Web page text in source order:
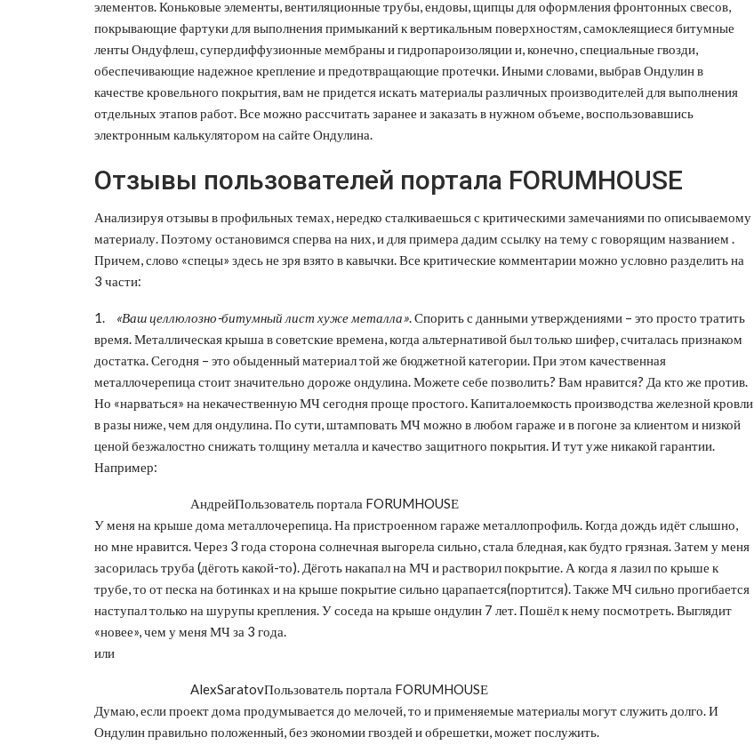
элементов. Коньковые элементы, вентиляционные трубы, ендовы, щипцы для оформления фронтонных свесов,
покрывающие фартуки для выполнения примыканий к вертикальным поверхностям, самоклеящиеся битумные
ленты Ондуфлеш, супердиффузионные мембраны и гидропароизоляции и, конечно, специальные гвозди,
обеспечивающие надежное крепление и предотвращающие протечки. Иными словами, выбрав Ондулин в
качестве кровельного покрытия, вам не придется искать материалы различных производителей для выполнения
отдельных этапов работ. Все можно рассчитать заранее и заказать в нужном объеме, воспользовавшись
электронным калькулятором на сайте Ондулина.
Отзывы пользователей портала FORUMHOUSE
Анализируя отзывы в профильных темах, нередко сталкиваешься с критическими замечаниями по описываемому
материалу. Поэтому остановимся сперва на них, и для примера дадим ссылку на тему с говорящим названием .
Причем, слово «спецы» здесь не зря взято в кавычки. Все критические комментарии можно условно разделить на
3 части:
1. «Ваш целлюлозно-битумный лист хуже металла». Спорить с данными утверждениями – это просто тратить
время. Металлическая крыша в советские времена, когда альтернативой был только шифер, считалась признаком
достатка. Сегодня – это обыденный материал той же бюджетной категории. При этом качественная
металлочерепица стоит значительно дороже ондулина. Можете себе позволить? Вам нравится? Да кто же против.
Но «нарваться» на некачественную МЧ сегодня проще простого. Капиталоемкость производства железной кровли
в разы ниже, чем для ондулина. По сути, штамповать МЧ можно в любом гараже и в погоне за клиентом и низкой
ценой безжалостно снижать толщину металла и качество защитного покрытия. И тут уже никакой гарантии.
Например:
АндрейПользователь портала FORUMHOUSЕ
У меня на крыше дома металлочерепица. На пристроенном гараже металлопрофиль. Когда дождь идёт слышно,
но мне нравится. Через 3 года сторона солнечная выгорела сильно, стала бледная, как будто грязная. Затем у меня
засорилась труба (дёготь какой-то). Дёготь накапал на МЧ и растворил покрытие. А когда я лазил по крыше к
трубе, то от песка на ботинках и на крыше покрытие сильно царапается(портится). Также МЧ сильно прогибается
наступал только на шурупы крепления. У соседа на крыше ондулин 7 лет. Пошёл к нему посмотреть. Выглядит
«новее», чем у меня МЧ за 3 года.
или
AlexSaratovПользователь портала FORUMHOUSЕ
Думаю, если проект дома продумывается до мелочей, то и применяемые материалы могут служить долго. И
Ондулин правильно положенный, без экономии гвоздей и обрешетки, может послужить.